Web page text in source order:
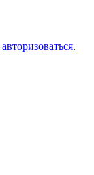
авторизоваться.